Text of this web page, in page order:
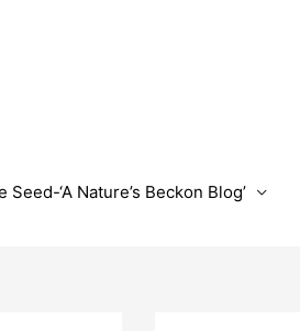
Seed-‘A Nature’s Beckon Blog’